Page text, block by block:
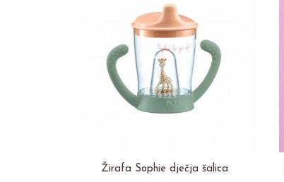
Žirafa Sophie dječja šalica